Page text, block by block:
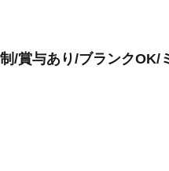
/賞与あり/ブランクOK/